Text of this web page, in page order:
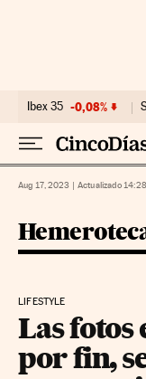
Ibex 35 -0,08%
Aug 17, 2023 | Actualizado 14:28
LIFESTYLE
Las fotos
por fin,